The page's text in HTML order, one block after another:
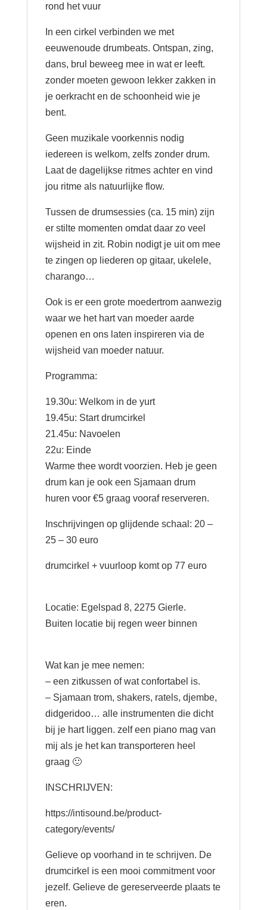
rond het vuur
In een cirkel verbinden we met
eeuwenoude drumbeats. Ontspan, zing,
dans, brul beweeg mee in wat er leeft.
zonder moeten gewoon lekker zakken in
je oerkracht en de schoonheid wie je
bent.
Geen muzikale voorkennis nodig
iedereen is welkom, zelfs zonder drum.
Laat de dagelijkse ritmes achter en vind
jou ritme als natuurlijke flow.
Tussen de drumsessies (ca. 15 min) zijn
er stilte momenten omdat daar zo veel
wijsheid in zit. Robin nodigt je uit om mee
te zingen op liederen op gitaar, ukelele,
charango…
Ook is er een grote moedertrom aanwezig
waar we het hart van moeder aarde
openen en ons laten inspireren via de
wijsheid van moeder natuur.
Programma:
19.30u: Welkom in de yurt
19.45u: Start drumcirkel
21.45u: Navoelen
22u: Einde
Warme thee wordt voorzien. Heb je geen
drum kan je ook een Sjamaan drum
huren voor €5 graag vooraf reserveren.
Inschrijvingen op glijdende schaal: 20 –
25 – 30 euro
drumcirkel + vuurloop komt op 77 euro
Locatie: Egelspad 8, 2275 Gierle.
Buiten locatie bij regen weer binnen
Wat kan je mee nemen:
– een zitkussen of wat confortabel is.
– Sjamaan trom, shakers, ratels, djembe,
didgeridoo… alle instrumenten die dicht
bij je hart liggen. zelf een piano mag van
mij als je het kan transporteren heel
graag 🙂
INSCHRIJVEN:
https://intisound.be/product-
category/events/
Gelieve op voorhand in te schrijven. De
drumcirkel is een mooi commitment voor
jezelf. Gelieve de gereserveerde plaats te
eren.